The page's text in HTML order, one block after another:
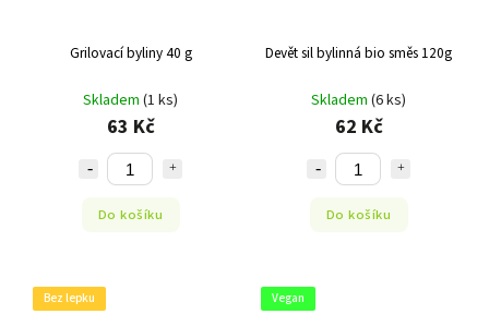
Grilovací byliny 40 g
Skladem (1 ks)
63 Kč
Do košíku
Devět sil bylinná bio směs 120g
Skladem (6 ks)
62 Kč
Do košíku
Bez lepku Vegan